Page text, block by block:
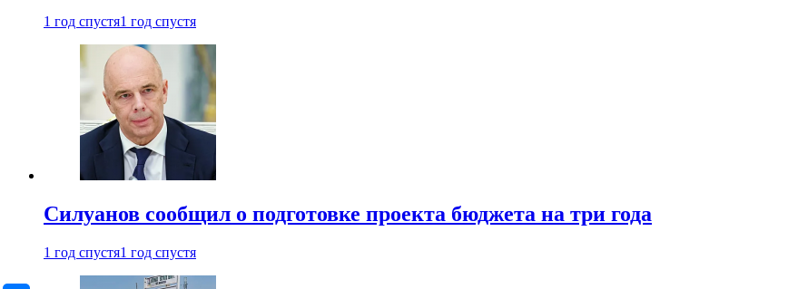
1 год спустя1 год спустя
Силуанов сообщил о подготовке проекта бюджета на три года
1 год спустя1 год спустя